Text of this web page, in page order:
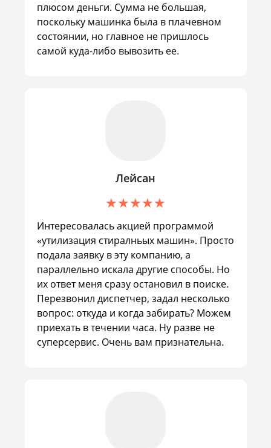
плюсом деньги. Сумма не большая,
поскольку машинка была в плачевном
состоянии, но главное не пришлось
самой куда-либо вывозить ее.
Лейсан
Интересовалась акцией программой
«утилизация стиралньых машин». Просто
подала заявку в эту компанию, а
параллельно искала другие способы. Но
их ответ меня сразу остановил в поиске.
Перезвонил диспетчер, задал несколько
вопрос: откуда и когда забирать? Можем
приехать в течении часа. Ну разве не
суперсервис. Очень вам признательна.